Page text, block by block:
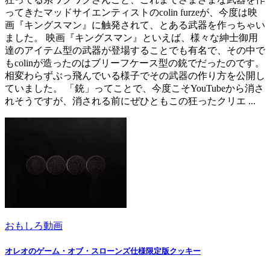
ってきたマッドサイエンティストのcolin furzeが、今度は映
画『キングスマン』に触発されて、とある武器を作っちゃい
ました。 映画『キングスマン』といえば、様々な紳士御用
達のアイテム型の武器が登場することでも有名で、その中で
もcolinが造ったのはブリーフケース型の銃でだったのです。
相変わらずぶっ飛んでいる様子でその武器の作り方を公開し
ていました。 「銃」ってことで、今度こそYouTubeから消さ
れそうですが、消される前にぜひともこの狂ったクリエ ...
おもしろ動画
オレオのゲーム・オブ・スローンズ仕様限定版クッキー